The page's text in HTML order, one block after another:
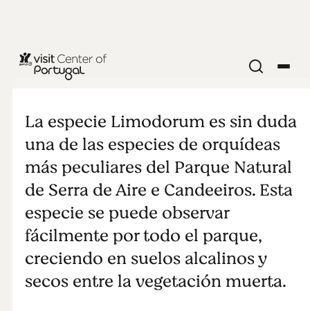
NATURALEZA Y AIRE LIBRE
Limodorum
trabutianum
Battandier
La especie Limodorum es sin duda
una de las especies de orquídeas
más peculiares del Parque Natural
de Serra de Aire e Candeeiros. Esta
especie se puede observar
fácilmente por todo el parque,
creciendo en suelos alcalinos y
secos entre la vegetación muerta.